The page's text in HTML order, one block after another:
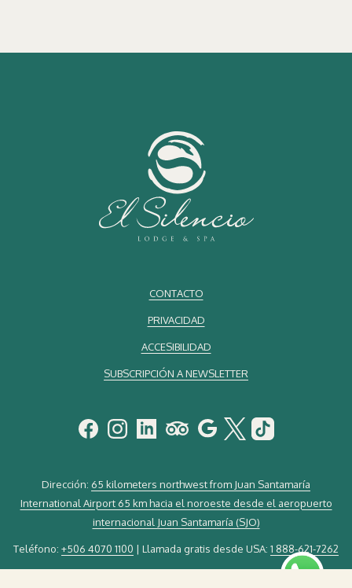
CONTACTO
PRIVACIDAD
ACCESIBILIDAD
SUBSCRIPCIÓN A NEWSLETTER
Dirección: 65 kilometers northwest from Juan Santamaría
International Airport 65 km hacia el noroeste desde el aeropuerto
internacional Juan Santamaría (SJO)
Teléfono: +506 4070 1100 | Llamada gratis desde USA: 1 888-621-7262